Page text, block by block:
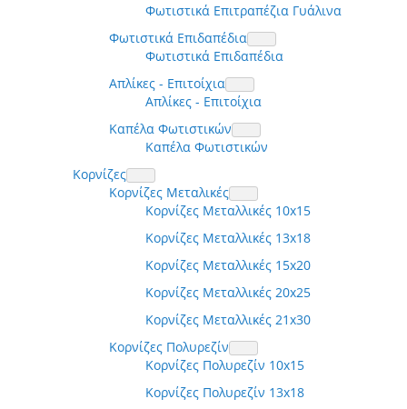
Φωτιστικά Επιτραπέζια Γυάλινα
Φωτιστικά Επιδαπέδια
Φωτιστικά Επιδαπέδια
Απλίκες - Επιτοίχια
Απλίκες - Επιτοίχια
Καπέλα Φωτιστικών
Καπέλα Φωτιστικών
Κορνίζες
Κορνίζες Μεταλικές
Κορνίζες Μεταλλικές 10x15
Κορνίζες Μεταλλικές 13x18
Κορνίζες Μεταλλικές 15x20
Κορνίζες Μεταλλικές 20x25
Κορνίζες Μεταλλικές 21x30
Κορνίζες Πολυρεζίν
Κορνίζες Πολυρεζίν 10x15
Κορνίζες Πολυρεζίν 13x18